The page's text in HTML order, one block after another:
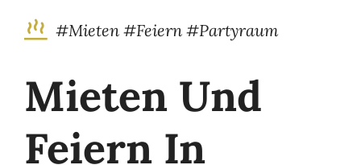
#Mieten #Feiern #Partyraum
Mieten Und
Feiern In